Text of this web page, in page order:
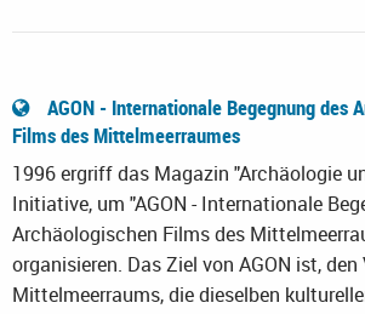
AGON - Internationale Begegnung des
Films des Mittelmeerraumes
1996 ergriff das Magazin "Archäologie
Initiative, um "AGON - Internationale
Archäologischen Films des
organisieren. Das Ziel von AGON ist, den
Mittelmeerraums, die dieselben